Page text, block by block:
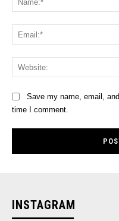
Save my name, email,
time I comment.
INSTAGRAM